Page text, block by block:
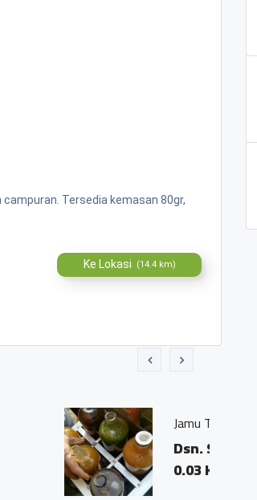
Tersedia kemasan 80gr,
Ke Lokasi (14.4 km)
Bandongan